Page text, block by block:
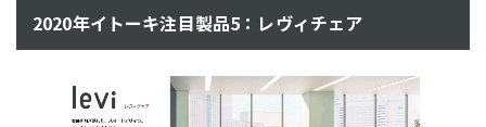
2020年イトーキ注目製品5：レヴィチェア